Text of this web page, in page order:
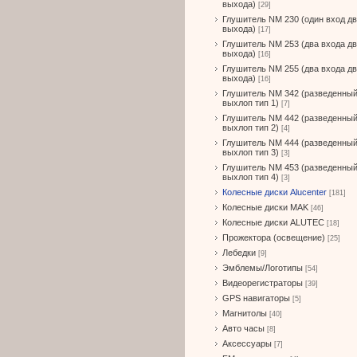
выхода) [29]
Глушитель NM 230 (один вход
выхода) [17]
Глушитель NM 253 (два входа
выхода) [16]
Глушитель NM 255 (два входа
выхода) [16]
Глушитель NM 342 (разведенный
выхлоп тип 1) [7]
Глушитель NM 442 (разведенный
выхлоп тип 2) [4]
Глушитель NM 444 (разведенный
выхлоп тип 3) [3]
Глушитель NM 453 (разведенный
выхлоп тип 4) [3]
Колесные диски Alucenter [181]
Колесные диски MAK [46]
Колесные диски ALUTEC [18]
Прожектора (освещение) [25]
Лебедки [9]
Эмблемы/Логотипы [54]
Видеорегистраторы [39]
GPS навигаторы [5]
Магнитолы [40]
Авто часы [8]
Аксессуары [7]